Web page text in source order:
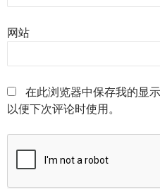
网站
在此浏览器中保存我的显
以便下次评论时使用。